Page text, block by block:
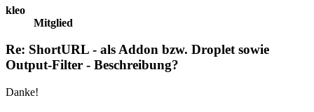
kleo
Mitglied
Re: ShortURL - als Addon bzw. Droplet sowie
Output-Filter - Beschreibung?
Danke!